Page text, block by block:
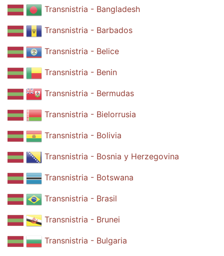
Transnistria - Bangladesh
Transnistria - Barbados
Transnistria - Belice
Transnistria - Benin
Transnistria - Bermudas
Transnistria - Bielorrusia
Transnistria - Bolivia
Transnistria - Bosnia y Herzegovina
Transnistria - Botswana
Transnistria - Brasil
Transnistria - Brunei
Transnistria - Bulgaria